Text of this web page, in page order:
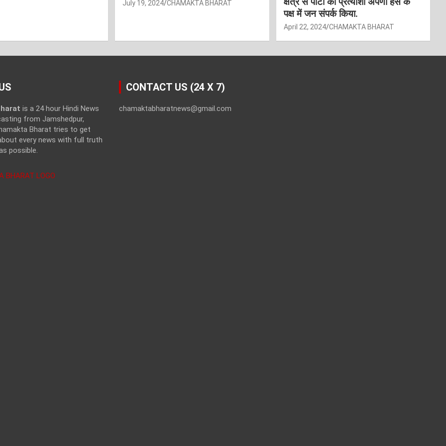
July 19, 2024 CHAMAKTA BHARAT
पक्ष में जन संपर्क किया.
April 22, 2024 CHAMAKTA BHARAT
is a 24 hour Hindi News
from Jamshedpur,
Bharat tries to get
every news with full truth
possible.
CONTACT US (24 X 7)
chamaktabharatnews@gmail.com